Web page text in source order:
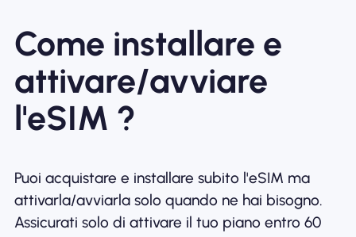
Come installare e
attivare/avviare
l'eSIM ?
Puoi acquistare e installare subito l'eSIM ma
attivarla/avviarla solo quando ne hai bisogno.
Assicurati solo di attivare il tuo piano entro 60